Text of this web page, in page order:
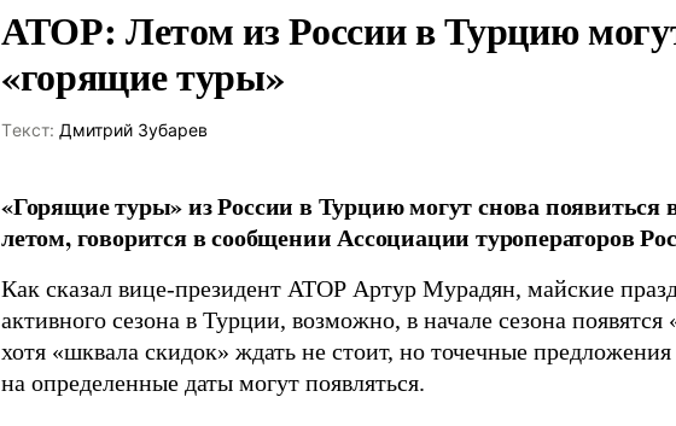
АТОР: Летом из России в Турцию
«горящие туры»
Tекст: Дмитрий Зубарев
«Горящие туры» из России в Турцию могут снова появиться
летом, говорится в сообщении Ассоциации туроператоров
Как сказал вице-президент АТОР Артур Мурадян, майские
активного сезона в Турции, возможно, в начале сезона
хотя «шквала скидок» ждать не стоит, но точечные
на определенные даты могут появляться.